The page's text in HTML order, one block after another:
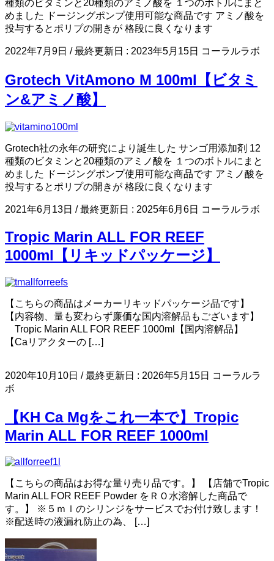
種類のビタミンと20種類のアミノ酸を １つのボトルにまと
めました ドージングポンプ使用可能な商品です アミノ酸を
投与するとポリプの開きが 格段に良くなります
2022年7月9日 / 最終更新日 : 2023年5月15日 コーラルラボ
Grotech VitAmono M 100ml【ビタミ
ン&アミノ酸】
Grotech社の永年の研究により誕生した サンゴ用添加剤 12
種類のビタミンと20種類のアミノ酸を １つのボトルにまと
めました ドージングポンプ使用可能な商品です アミノ酸を
投与するとポリプの開きが 格段に良くなります
2021年6月13日 / 最終更新日 : 2025年6月6日 コーラルラボ
Tropic Marin ALL FOR REEF
1000ml【リキッドパッケージ】
【こちらの商品はメーカーリキッドパッケージ品です】
【内容物、量も変わらず廉価な国内溶解品もございます】
Tropic Marin ALL FOR REEF 1000ml【国内溶解品】
【Caリアクターの […]
2020年10月10日 / 最終更新日 : 2026年5月15日 コーラルラ
ボ
【KH Ca Mgをこれ一本で】Tropic
Marin ALL FOR REEF 1000ml
【こちらの商品はお得な量り売り品です。】 【店舗でTropic
Marin ALL FOR REEF Powder をＲＯ水溶解した商品で
す。】 ※５ｍｌのシリンジをサービスでお付け致します！
※配送時の液漏れ防止の為、 […]